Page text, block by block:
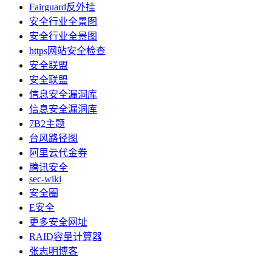
Fairguard反外挂
安全行业全景图
安全行业全景图
https网站安全检查
安全联盟
安全联盟
信息安全漏洞库
信息安全漏洞库
7B2主题
台风路径图
阿里云代金券
腾讯安全
sec-wiki
安全圈
E安全
更多安全网址
RAID容量计算器
张志明博客